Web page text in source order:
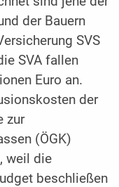
der Bauern
SVS
SVA fallen
Euro an.
der
zur
(ÖGK)
weil die
beschließen